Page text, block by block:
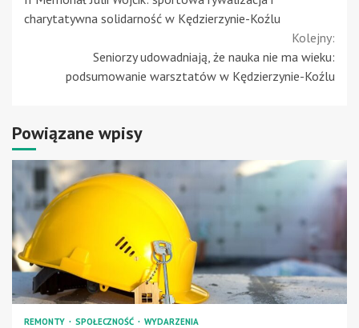
Reading
charytatywna solidarność w Kędzierzynie-Koźlu
Kolejny:
Seniorzy udowadniają, że nauka nie ma wieku:
podsumowanie warsztatów w Kędzierzynie-Koźlu
Powiązane wpisy
REMONTY SPOŁECZNOŚĆ WYDARZENIA